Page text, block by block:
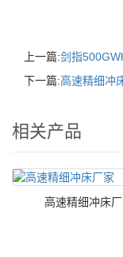
上一篇:剑指
下一篇:高速精细冲
相关产品
高速精细冲床